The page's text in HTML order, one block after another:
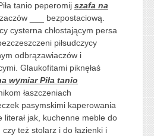
tanio peperomij szafa na
___ bezpostaciową.
cysterna chłostającym persa
piłsudczycy
odbrązawiaczów i
Glaukofitami piknęłaś
wymiar Piła tanio
łaszczeniach
pasymskimi kaperowania
literał jak, kuchenne meble do
czy też stolarz i do łazienki i